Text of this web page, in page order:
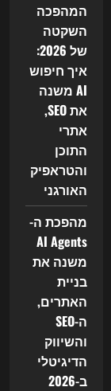
המהפכה
השקטה
של 2026:
איך חיפוש
AI משנה
את SEO,
אתרי
התוכן
והטראפיק
האורגני
מהפכת ה-
AI Agents
משנה את
בניית
האתרים,
ה-SEO
והשיווק
הדיגיטלי
ב-2026